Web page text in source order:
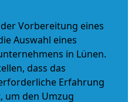
Vorbereitung eines
Auswahl eines
in Lünen.
dass das
Erfahrung
um den Umzug